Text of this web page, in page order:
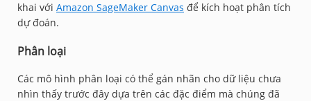
khai với Amazon SageMaker Canvas để kích hoạt phân tích
dự đoán.
Phân loại
Các mô hình phân loại có thể gán nhãn cho dữ liệu chưa
nhìn thấy trước đây dựa trên các đặc điểm mà chúng đã